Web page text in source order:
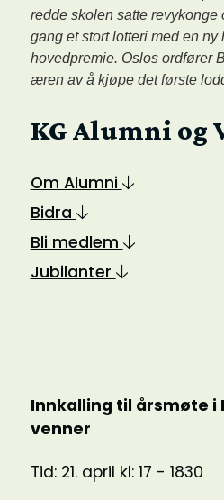
KG Alumni og
Om Alumni
Bidra
Bli medlem
Jubilanter
Innkalling til årsmøte i
venner
Tid: 21. april kl: 17 - 1830
redde skolen satte revykonge
gang et stort lotteri med en ny
hovedpremie. Oslos ordfører
æren av å kjøpe det første